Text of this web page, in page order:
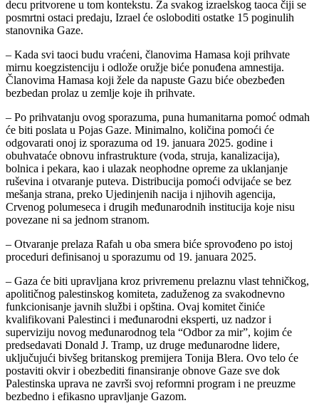
decu pritvorene u tom kontekstu. Za svakog izraelskog taoca čiji se
posmrtni ostaci predaju, Izrael će osloboditi ostatke 15 poginulih
stanovnika Gaze.
– Kada svi taoci budu vraćeni, članovima Hamasa koji prihvate
mirnu koegzistenciju i odlože oružje biće ponuđena amnestija.
Članovima Hamasa koji žele da napuste Gazu biće obezbeđen
bezbedan prolaz u zemlje koje ih prihvate.
– Po prihvatanju ovog sporazuma, puna humanitarna pomoć odmah
će biti poslata u Pojas Gaze. Minimalno, količina pomoći će
odgovarati onoj iz sporazuma od 19. januara 2025. godine i
obuhvataće obnovu infrastrukture (voda, struja, kanalizacija),
bolnica i pekara, kao i ulazak neophodne opreme za uklanjanje
ruševina i otvaranje puteva. Distribucija pomoći odvijaće se bez
mešanja strana, preko Ujedinjenih nacija i njihovih agencija,
Crvenog polumeseca i drugih međunarodnih institucija koje nisu
povezane ni sa jednom stranom.
– Otvaranje prelaza Rafah u oba smera biće sprovođeno po istoj
proceduri definisanoj u sporazumu od 19. januara 2025.
– Gaza će biti upravljana kroz privremenu prelaznu vlast tehničkog,
apolitičnog palestinskog komiteta, zaduženog za svakodnevno
funkcionisanje javnih službi i opština. Ovaj komitet činiće
kvalifikovani Palestinci i međunarodni eksperti, uz nadzor i
superviziju novog međunarodnog tela “Odbor za mir”, kojim će
predsedavati Donald J. Tramp, uz druge međunarodne lidere,
uključujući bivšeg britanskog premijera Tonija Blera. Ovo telo će
postaviti okvir i obezbediti finansiranje obnove Gaze sve dok
Palestinska uprava ne završi svoj reformni program i ne preuzme
bezbedno i efikasno upravljanje Gazom.